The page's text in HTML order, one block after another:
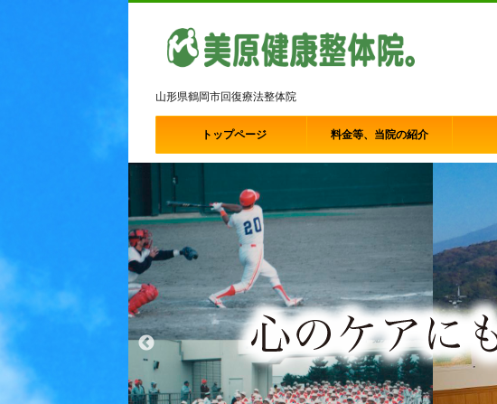
山形県鶴岡市回復療法整体院
トップページ 料金等、当院の紹介